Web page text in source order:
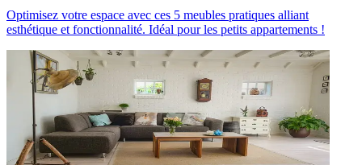
Optimisez votre espace avec ces 5 meubles pratiques alliant
esthétique et fonctionnalité. Idéal pour les petits appartements !